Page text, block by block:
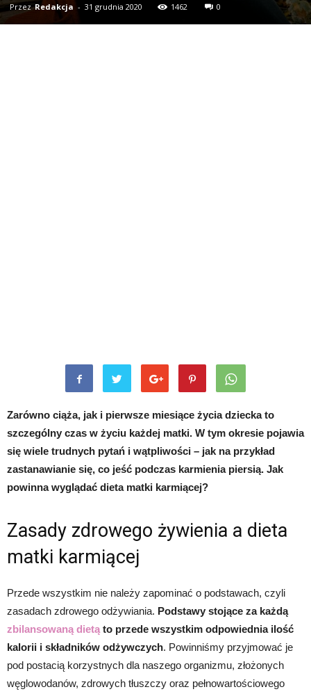
Przez Redakcja - 31 grudnia 2020 1462 0
Zarówno ciąża, jak i pierwsze miesiące życia dziecka to
szczególny czas w życiu każdej matki. W tym okresie pojawia
się wiele trudnych pytań i wątpliwości – jak na przykład
zastanawianie się, co jeść podczas karmienia piersią. Jak
powinna wyglądać dieta matki karmiącej?
Zasady zdrowego żywienia a dieta
matki karmiącej
Przede wszystkim nie należy zapominać o podstawach, czyli
zasadach zdrowego odżywiania. Podstawy stojące za każdą
zbilansowaną dietą to przede wszystkim odpowiednia ilość
kalorii i składników odżywczych. Powinniśmy przyjmować je
pod postacią korzystnych dla naszego organizmu, złożonych
węglowodanów, zdrowych tłuszczy oraz pełnowartościowego